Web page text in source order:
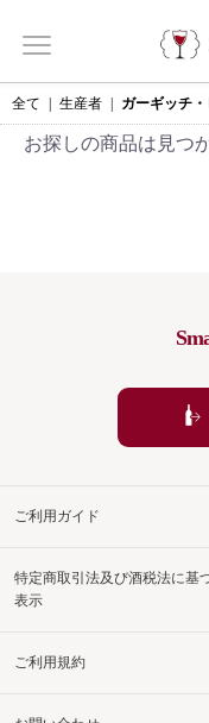
全て 生産者 ガーギッチ
お探しの商品は見つ
ご利用ガイド
特定商取引法及び酒税法に基
表示
ご利用規約